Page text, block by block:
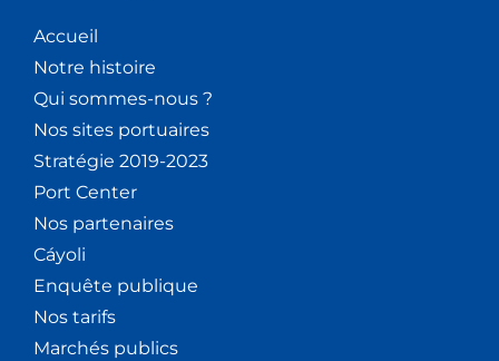
Accueil
Notre histoire
Qui sommes-nous ?
Nos sites portuaires
Stratégie 2019-2023
Port Center
Nos partenaires
Cáyoli
Enquête publique
Nos tarifs
Marchés publics